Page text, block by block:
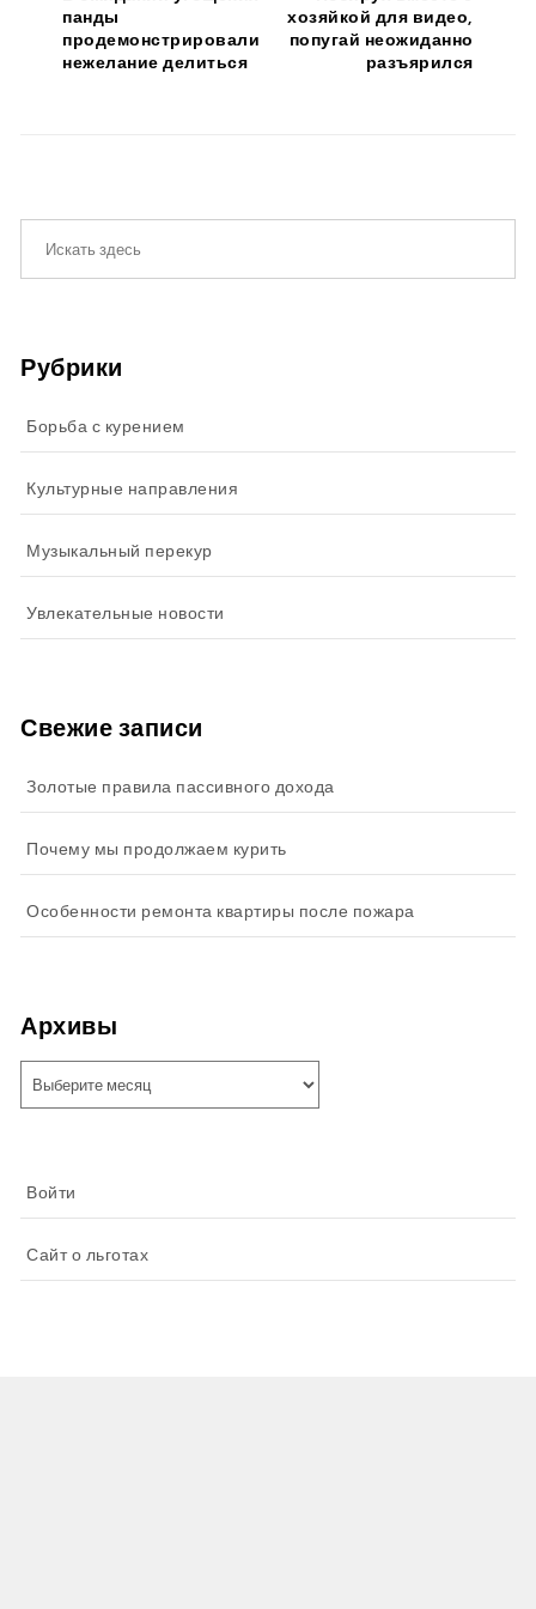
панды
продемонстрировали
нежелание делиться
хозяйкой для видео,
попугай неожиданно
разъярился
Рубрики
Борьба с курением
Культурные направления
Музыкальный перекур
Увлекательные новости
Свежие записи
Золотые правила пассивного дохода
Почему мы продолжаем курить
Особенности ремонта квартиры после пожара
Архивы
Войти
Сайт о льготах